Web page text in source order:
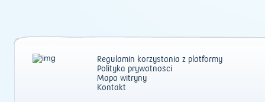
Regulamin korzystania z platformy
Polityka prywatności
Mapa witryny
Kontakt